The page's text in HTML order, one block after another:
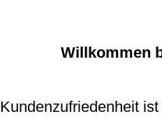
Willkommen
Kundenzufriedenheit